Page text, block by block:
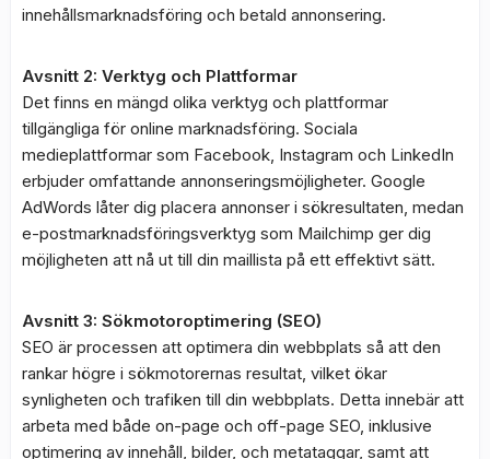
innehållsmarknadsföring och betald annonsering.
Avsnitt 2: Verktyg och Plattformar
Det finns en mängd olika verktyg och plattformar
tillgängliga för online marknadsföring. Sociala
medieplattformar som Facebook, Instagram och LinkedIn
erbjuder omfattande annonseringsmöjligheter. Google
AdWords låter dig placera annonser i sökresultaten, medan
e-postmarknadsföringsverktyg som Mailchimp ger dig
möjligheten att nå ut till din maillista på ett effektivt sätt.
Avsnitt 3: Sökmotoroptimering (SEO)
SEO är processen att optimera din webbplats så att den
rankar högre i sökmotorernas resultat, vilket ökar
synligheten och trafiken till din webbplats. Detta innebär att
arbeta med både on-page och off-page SEO, inklusive
optimering av innehåll, bilder, och metataggar, samt att